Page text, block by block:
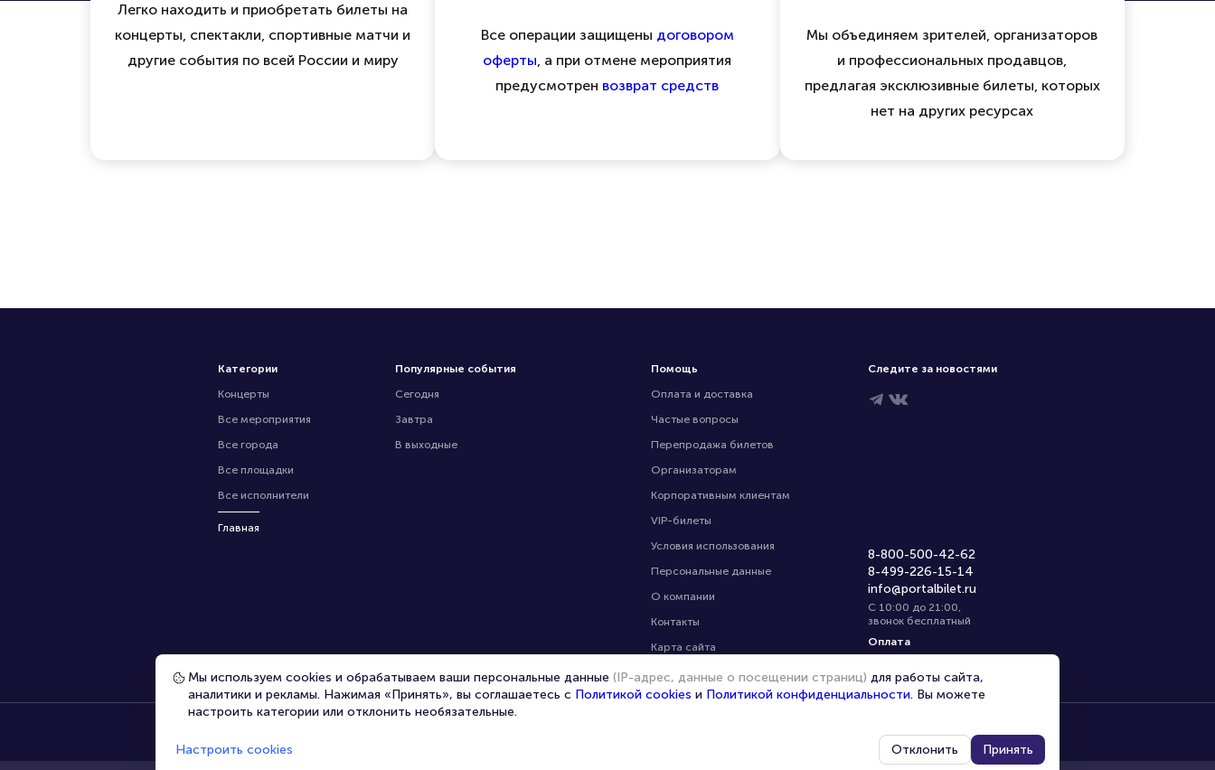
Легко находить и приобретать билеты на
концерты, спектакли, спортивные матчи и
другие события по всей России и миру
Все операции защищены договором
оферты, а при отмене мероприятия
предусмотрен возврат средств
Мы объединяем зрителей, организаторов
и профессиональных продавцов,
предлагая эксклюзивные билеты, которых
нет на других ресурсах
Категории
Концерты
Все мероприятия
Все города
Все площадки
Все исполнители
Главная
Популярные события
Сегодня
Завтра
В выходные
Помощь
Оплата и доставка
Частые вопросы
Перепродажа билетов
Организаторам
Корпоративным клиентам
VIP-билеты
Условия использования
Персональные данные
О компании
Контакты
Карта сайта
Управление cookies
Следите за новостями
8-800-500-42-62
8-499-226-15-14
info@portalbilet.ru
С 10:00 до 21:00,
звонок бесплатный
Оплата
Мы используем cookies и обрабатываем ваши персональные данные (IP-адрес, данные о посещении страниц) для работы сайта,
аналитики и рекламы. Нажимая «Принять», вы соглашаетесь с Политикой cookies и Политикой конфиденциальности. Вы можете
настроить категории или отклонить необязательные.
Настроить cookies Отклонить Принять